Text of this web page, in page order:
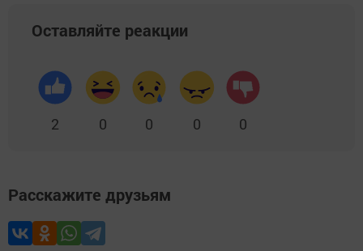
Оставляйте реакции
2 0 0 0 0
Расскажите друзьям